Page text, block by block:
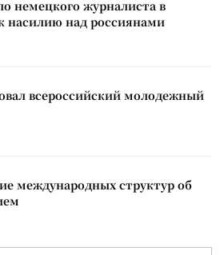
немецкого журналиста в
насилию над россиянами
всероссийский молодежный
международных структур об